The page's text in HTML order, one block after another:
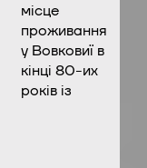
місце
проживання
у Вовковиї в
кінці 80-их
років із